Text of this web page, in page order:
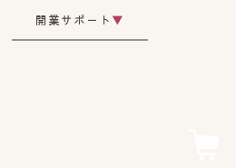
開業サポート ▼